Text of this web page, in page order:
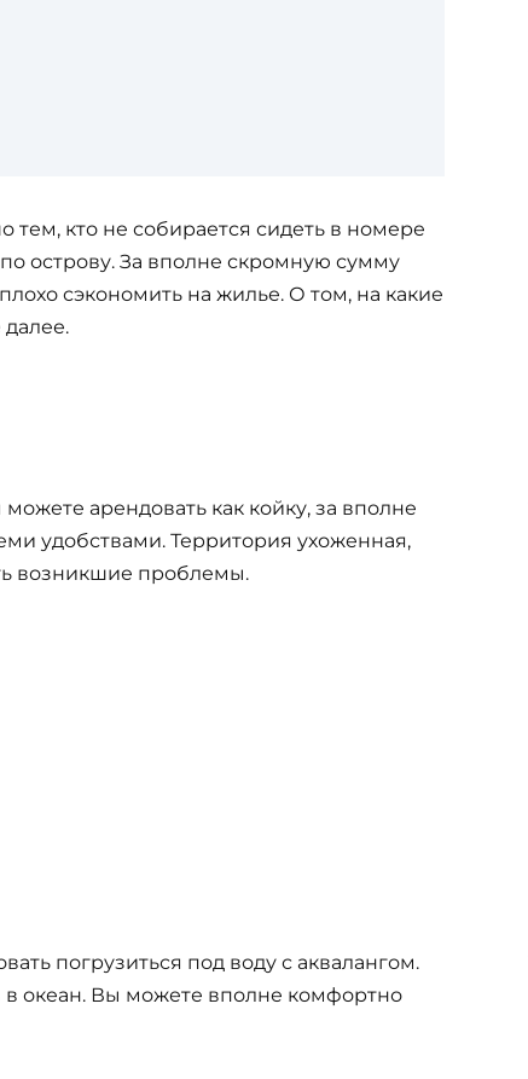
тем, кто не собирается сидеть в номере
острову. За вполне скромную сумму
сэкономить на жилье. О том, на какие
арендовать как койку, за вполне
удобствами. Территория ухоженная,
возникшие проблемы.
погрузиться под воду с аквалангом.
океан. Вы можете вполне комфортно